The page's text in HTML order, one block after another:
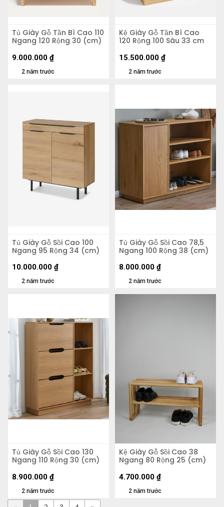
Tủ Giày Gỗ Tần Bì Cao 110
Ngang 120 Rộng 30 (cm)
2 năm trước
9.000.000 ₫
Kệ Giày Gỗ Tần Bì Cao
120 Rộng 100 Sâu 33 cm
2 năm trước
15.500.000 ₫
Tủ Giày Gỗ Sồi Cao 100
Ngang 95 Rộng 34 (cm)
2 năm trước
10.000.000 ₫
Tủ Giày Gỗ Sồi Cao 78,5
Ngang 100 Rộng 38 (cm)
2 năm trước
8.000.000 ₫
Tủ Giày Gỗ Sồi Cao 130
Ngang 110 Rộng 30 (cm)
2 năm trước
8.900.000 ₫
Kệ Giày Gỗ Sồi Cao 38
Ngang 80 Rộng 25 (cm)
2 năm trước
4.700.000 ₫